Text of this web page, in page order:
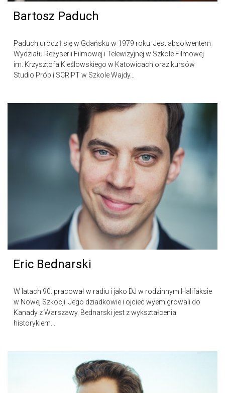
Bartosz Paduch
Paduch urodził się w Gdańsku w 1979 roku. Jest absolwentem
Wydziału Reżyserii Filmowej i Telewizyjnej w Szkole Filmowej
im. Krzysztofa Kieślowskiego w Katowicach oraz kursów
Studio Prób i SCRIPT w Szkole Wajdy…
Eric Bednarski
W latach 90. pracował w radiu i jako DJ w rodzinnym Halifaksie
w Nowej Szkocji. Jego dziadkowie i ojciec wyemigrowali do
Kanady z Warszawy. Bednarski jest z wykształcenia
historykiem...